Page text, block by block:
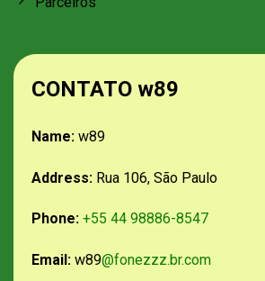
CONTATO w89
Name: w89
Address: Rua 106, São Paulo
Phone: +55 44 98886-8547
Email: w89@fonezzz.br.com